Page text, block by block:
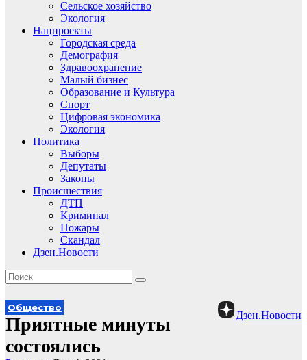
Сельское хозяйство
Экология
Нацпроекты
Городская среда
Демография
Здравоохранение
Малый бизнес
Образование и Культура
Спорт
Цифровая экономика
Экология
Политика
Выборы
Депутаты
Законы
Происшествия
ДТП
Криминал
Пожары
Скандал
Дзен.Новости
Дзен.Новости
Общество
Приятные минуты
состоялись